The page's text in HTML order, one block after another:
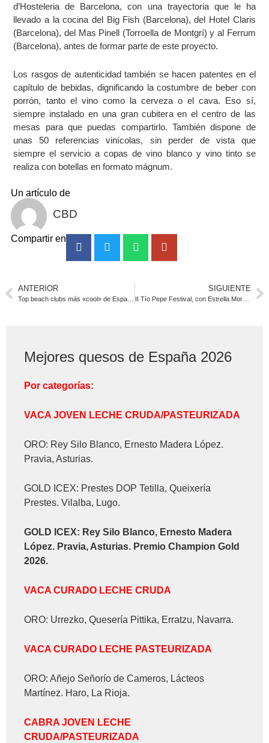
d’Hosteleria de Barcelona, con una trayectoria que le ha
llevado a la cocina del Big Fish (Barcelona), del Hotel Claris
(Barcelona), del Mas Pinell (Torroella de Montgrí) y al Ferrum
(Barcelona), antes de formar parte de este proyecto.
Los rasgos de autenticidad también se hacen patentes en el
capítulo de bebidas, dignificando la costumbre de beber con
porrón, tanto el vino como la cerveza o el cava. Eso sí,
siempre instalado en una gran cubitera en el centro de las
mesas para que puedas compartirlo. También dispone de
unas 50 referencias vinícolas, sin perder de vista que
siempre el servicio a copas de vino blanco y vino tinto se
realiza con botellas en formato mágnum.
Un artículo de
CBD
Compartir en
ANTERIOR
Top beach clubs más «cool» de España (Trivago)
SIGUIENTE
II Tío Pepe Festival, con Estrella Morente y Nancy Fabiola Herrera
Mejores quesos de España 2026
Por categorías:
VACA JOVEN LECHE CRUDA/PASTEURIZADA
ORO: Rey Silo Blanco, Ernesto Madera López.
Pravia, Asturias.
GOLD ICEX: Prestes DOP Tetilla, Queixería
Prestes. Vilalba, Lugo.
GOLD ICEX: Rey Silo Blanco, Ernesto Madera
López. Pravia, Asturias. Premio Champion Gold
2026.
VACA CURADO LECHE CRUDA
ORO: Urrezko, Quesería Pittika, Erratzu, Navarra.
VACA CURADO LECHE PASTEURIZADA
ORO: Añejo Señorío de Cameros, Lácteos
Martínez. Haro, La Rioja.
CABRA JOVEN LECHE
CRUDA/PASTEURIZADA